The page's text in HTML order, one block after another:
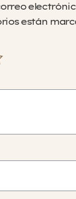
están